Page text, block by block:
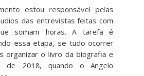
estou responsável pelas
das entrevistas feitas com
somam horas. A tarefa é
essa etapa, se tudo ocorrer
organizar o livro da biografia e
de 2018, quando o Angelo